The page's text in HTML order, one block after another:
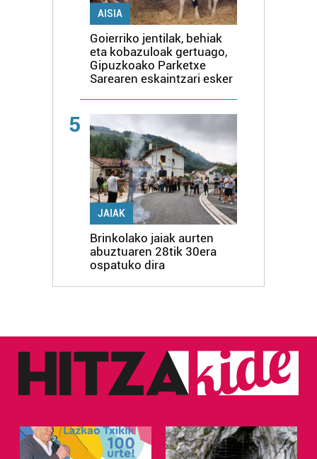
AISIA
Goierriko jentilak, behiak
eta kobazuloak gertuago,
Gipuzkoako Parketxe
Sarearen eskaintzari esker
5
JAIAK
Brinkolako jaiak aurten
abuztuaren 28tik 30era
ospatuko dira